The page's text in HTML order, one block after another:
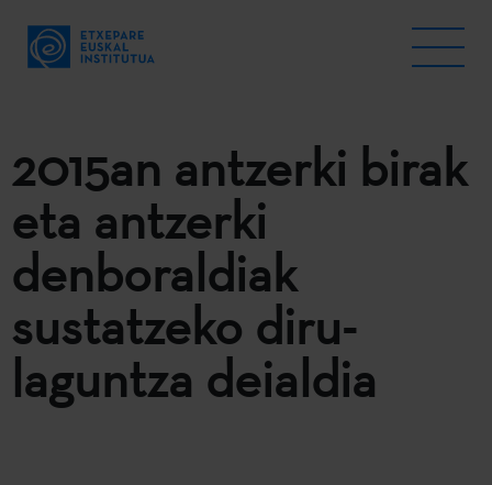
2015an antzerki birak
eta antzerki
denboraldiak
sustatzeko diru-
laguntza deialdia